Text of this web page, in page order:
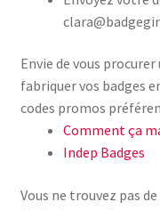
Envie de vous
fabriquer vos badges
codes promos
Comment ça
Indep Badges
Vous ne trouvez pas